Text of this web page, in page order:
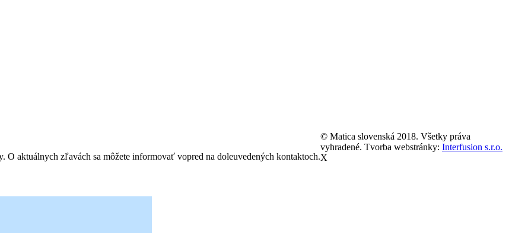
O aktuálnych zľavách sa môžete informovať vopred na doleuvedených kontaktoch.
© Matica slovenská 2018. Všetky práva
vyhradené. Tvorba webstránky: Interfusion s.r.o.
X